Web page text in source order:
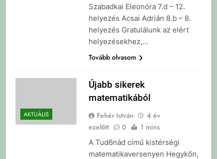
Szabadkai Eleonóra 7.d – 12.
helyezés Acsai Adrián 8.b – 8.
helyezés Gratulálunk az elért
helyezésekhez,…
Tovább olvasom
AKTUÁLIS
Újabb sikerek
matematikából
Fehér István
4 év
ezelőtt
0 1 mins
A Tud6nád című kistérségi
matematikaversenyen Hegykőn,